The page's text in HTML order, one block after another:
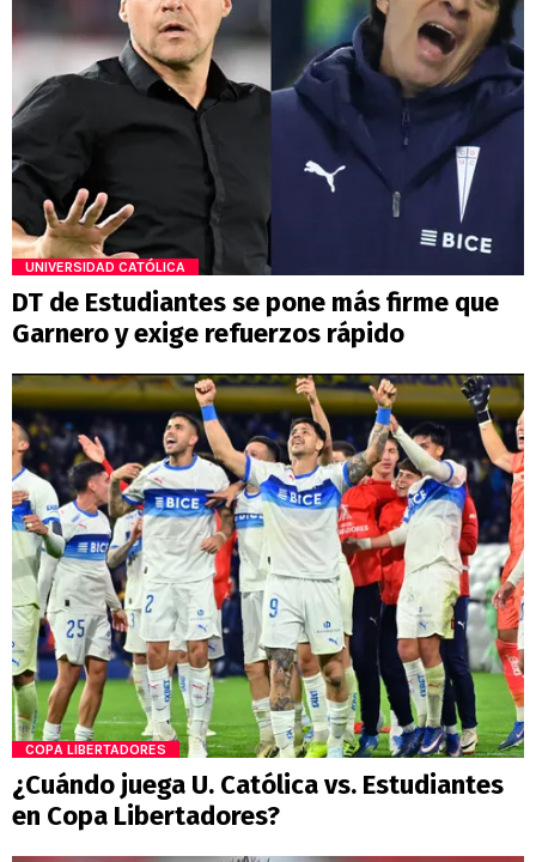
UNIVERSIDAD CATÓLICA
DT de Estudiantes se pone más firme que
Garnero y exige refuerzos rápido
COPA LIBERTADORES
¿Cuándo juega U. Católica vs. Estudiantes
en Copa Libertadores?